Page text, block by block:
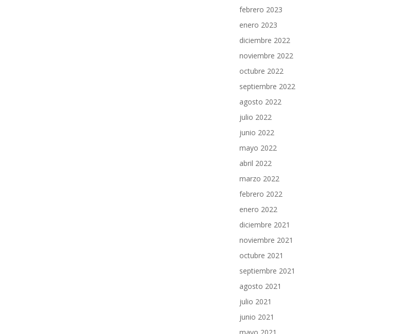
febrero 2023
enero 2023
diciembre 2022
noviembre 2022
octubre 2022
septiembre 2022
agosto 2022
julio 2022
junio 2022
mayo 2022
abril 2022
marzo 2022
febrero 2022
enero 2022
diciembre 2021
noviembre 2021
octubre 2021
septiembre 2021
agosto 2021
julio 2021
junio 2021